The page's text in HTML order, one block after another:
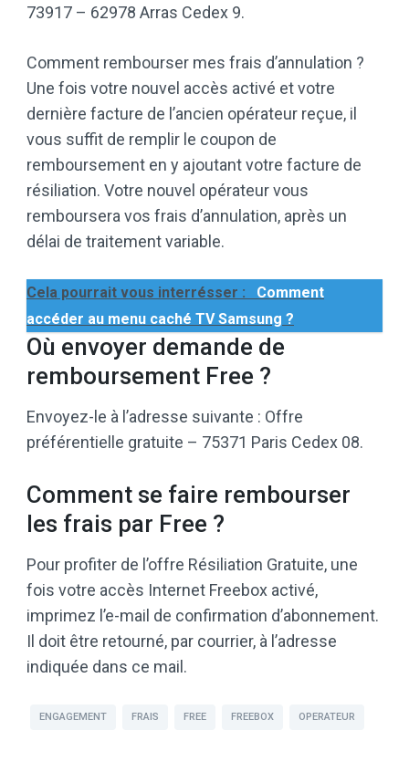
73917 – 62978 Arras Cedex 9.
Comment rembourser mes frais d’annulation ?
Une fois votre nouvel accès activé et votre
dernière facture de l’ancien opérateur reçue, il
vous suffit de remplir le coupon de
remboursement en y ajoutant votre facture de
résiliation. Votre nouvel opérateur vous
remboursera vos frais d’annulation, après un
délai de traitement variable.
Cela pourrait vous interrésser :
Comment
accéder au menu caché TV Samsung ?
Où envoyer demande de
remboursement Free ?
Envoyez-le à l’adresse suivante : Offre
préférentielle gratuite – 75371 Paris Cedex 08.
Comment se faire rembourser
les frais par Free ?
Pour profiter de l’offre Résiliation Gratuite, une
fois votre accès Internet Freebox activé,
imprimez l’e-mail de confirmation d’abonnement.
Il doit être retourné, par courrier, à l’adresse
indiquée dans ce mail.
ENGAGEMENT FRAIS FREE FREEBOX OPERATEUR